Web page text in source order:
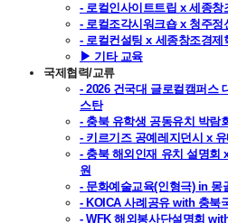
- 로컬인사이트트립 x 세종창
- 로컬조각시워크숍 x 청주정
- 로컬컨설팅 x 세종창조경제
▶ 기타 교육
국제협력/교류
- 2026 건국대 글로컬캠퍼스
스탄
- 충북 유학생 공동유치 박람
- 키르기즈 공예레지던시 x
- 충북 해외인재 유치 설명회
원
- 문화예술교육(인형극) in 몽
- KOICA 사례공유 with 충북
- WFK 해외봉사단설명회